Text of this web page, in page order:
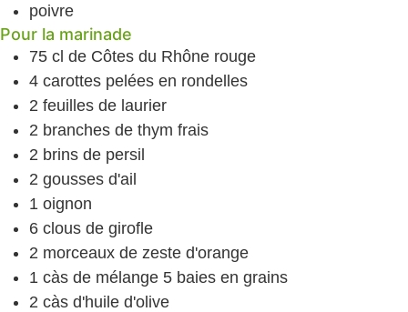
poivre
Pour la marinade
75 cl de Côtes du Rhône rouge
4 carottes pelées en rondelles
2 feuilles de laurier
2 branches de thym frais
2 brins de persil
2 gousses d'ail
1 oignon
6 clous de girofle
2 morceaux de zeste d'orange
1 càs de mélange 5 baies en grains
2 càs d'huile d'olive